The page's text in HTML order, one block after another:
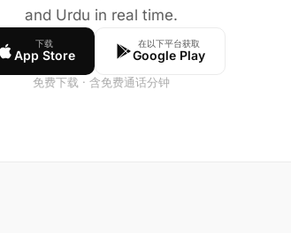
and Urdu in real time.
下载
App Store
在以下平台获取
Google Play
免费下载 · 含免费通话分钟